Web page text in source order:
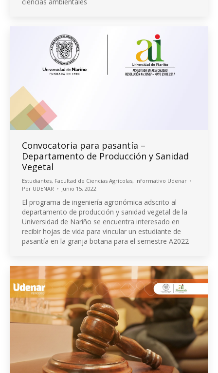
ciencias ambientales
Convocatoria para pasantía –
Departamento de Producción y Sanidad
Vegetal
Estudiantes, Facultad de Ciencias Agrícolas, Informativo Udenar
Por UDENAR junio 15, 2022
El programa de ingeniería agronómica adscrito al
departamento de producción y sanidad vegetal de la
Universidad de Nariño se encuentra interesado en
recibir hojas de vida para vincular un estudiante de
pasantía en la granja botana para el semestre A2022